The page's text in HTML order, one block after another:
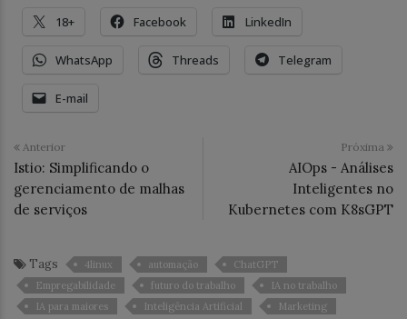
18+ Facebook LinkedIn
WhatsApp Threads Telegram
E-mail
Anterior
Istio: Simplificando o
gerenciamento de malhas
de serviços
Próxima
AIOps - Análises
Inteligentes no
Kubernetes com K8sGPT
Tags 4linux automação
ChatGPT
Empregabilidade
futuro do trabalho
IA no trabalho
IA para maiores
Inteligência Artificial
Marketing